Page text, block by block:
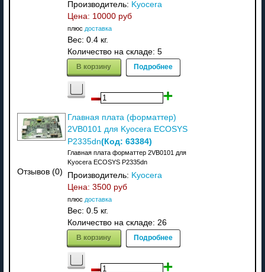
Производитель: Kyocera
Цена: 10000 руб
плюс доставка
Вес: 0.4 кг.
Количество на складе: 5
В корзину Подробнее
Отзывов (0)
Главная плата (форматтер)
2VB0101 для Kyocera ECOSYS
P2335dn(Код: 63384)
Главная плата форматтер 2VB0101 для
Kyocera ECOSYS P2335dn
Производитель: Kyocera
Цена: 3500 руб
плюс доставка
Вес: 0.5 кг.
Количество на складе: 26
В корзину Подробнее